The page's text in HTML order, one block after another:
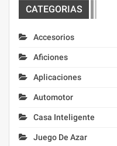
CATEGORIAS
Accesorios
Aficiones
Aplicaciones
Automotor
Casa Inteligente
Juego De Azar